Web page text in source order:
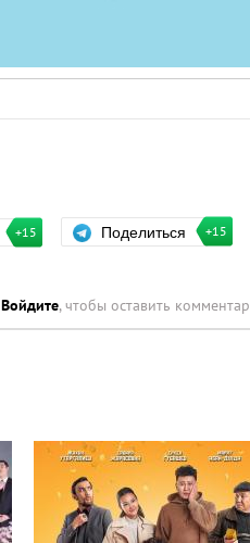
+15 Поделиться +15
Войдите, чтобы оставить